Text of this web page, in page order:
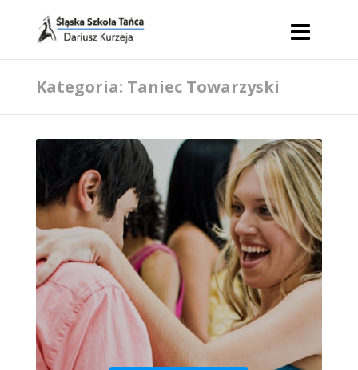
Kategoria: Taniec Towarzyski